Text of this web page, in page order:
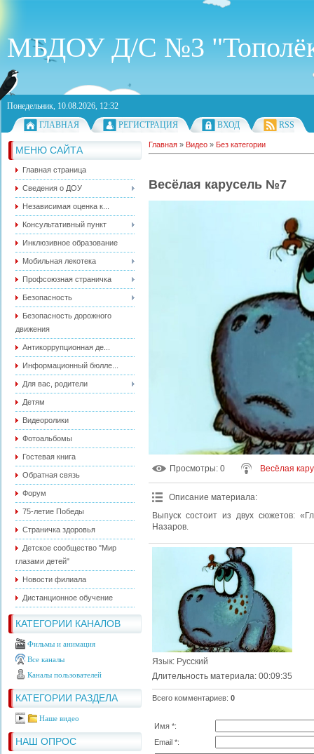
МБДОУ Д/С №3
Понедельник, 10.08.2026, 12:32
ГЛАВНАЯ
РЕГИСТРАЦИЯ ВХОД RSS
МЕНЮ САЙТА
Главная страница
Сведения о ДОУ
Независимая оценка к...
Консультативный пункт
Инклюзивное образование
Мобильная лекотека
Профсоюзная страничка
Безопасность
Безопасность дорожного
движения
Антикоррупционная де...
Информационный бюлле...
Для вас, родители
Детям
Видеоролики
Фотоальбомы
Гостевая книга
Обратная связь
Форум
75-летие Победы
Страничка здоровья
Детское сообщество "Мир
глазами детей"
Новости филиала
Дистанционное обучение
КАТЕГОРИИ КАНАЛОВ
Фильмы и анимация
Все каналы
Каналы пользователей
КАТЕГОРИИ РАЗДЕЛА
Наше видео
НАШ ОПРОС
Главная » Видео » Без категории
Весёлая карусель №7
Просмотры: 0 Весёлая
Описание материала:
Выпуск состоит из двух сюжетов:
Назаров.
Язык: Русский
Длительность материала: 00:09:35
Всего комментариев: 0
Имя *:
Email *: